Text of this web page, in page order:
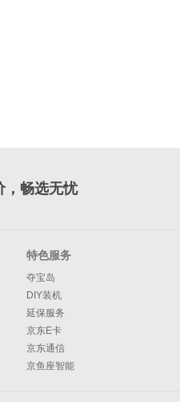
，畅选无忧
特色服务
夺宝岛
DIY装机
延保服务
京东E卡
京东通信
京鱼座智能